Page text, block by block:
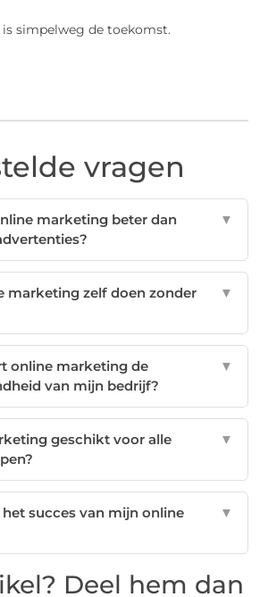
simpelweg de toekomst.
vragen
marketing beter dan
▼
marketing zelf doen zonder
▼
online marketing de
van mijn bedrijf?
▼
geschikt voor alle
▼
succes van mijn online
▼
Deel hem dan